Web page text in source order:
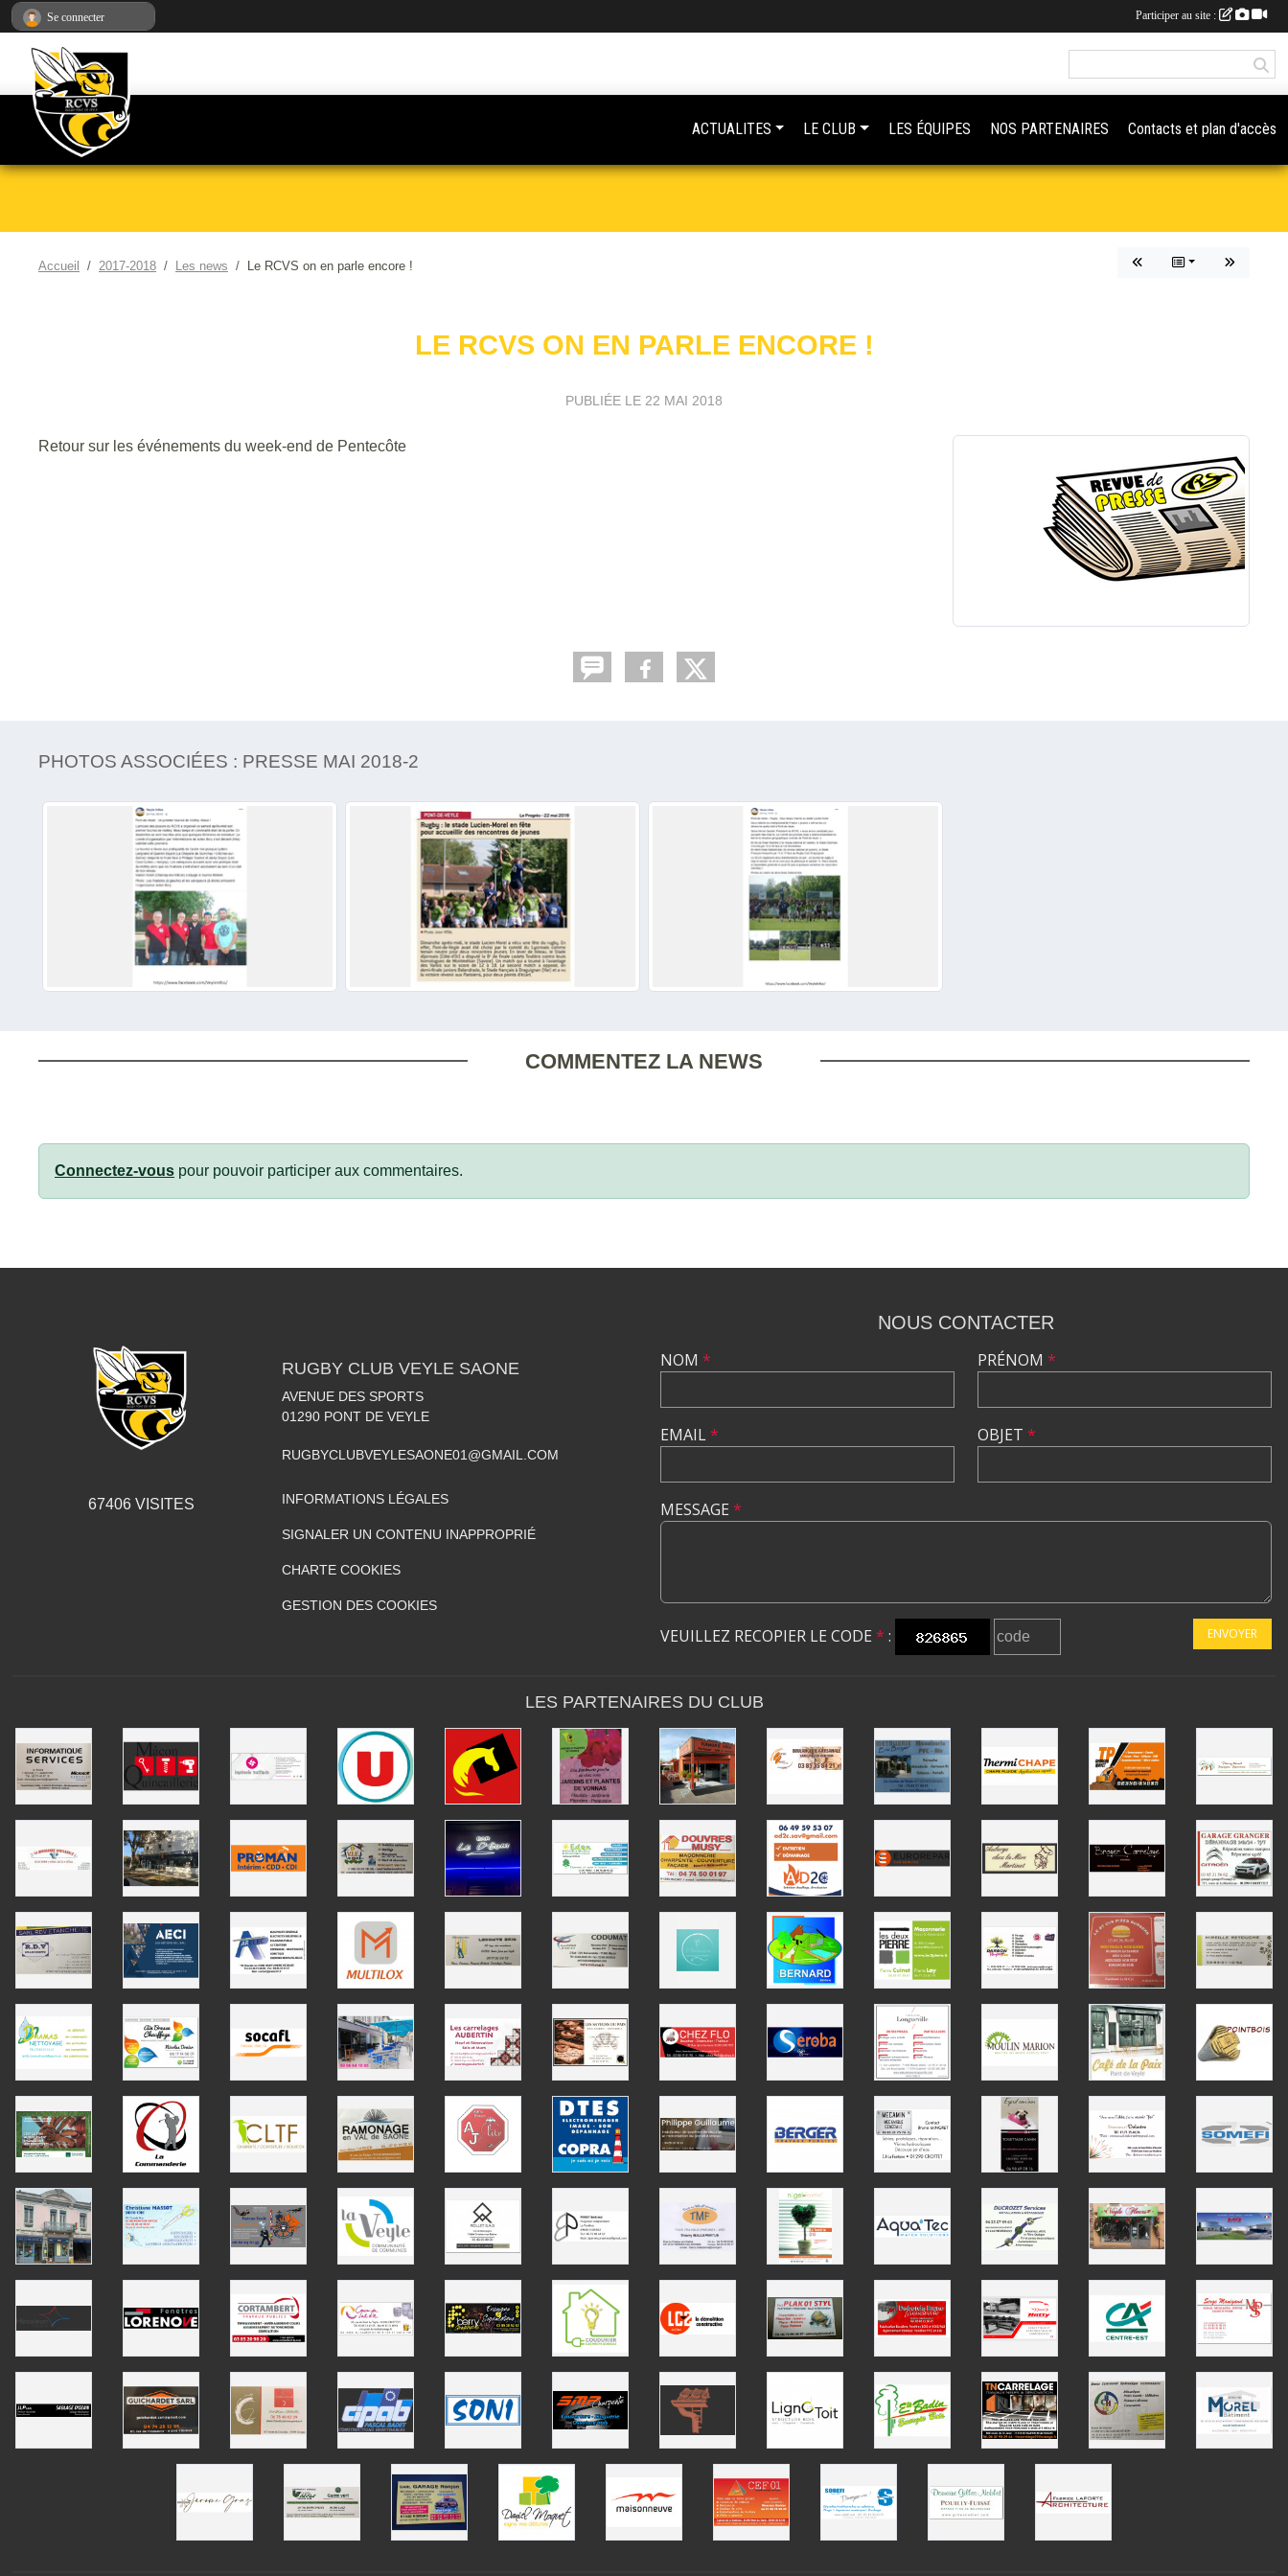
Accueil 2017-2018 Les news Le RCVS on en parle encore !
LE RCVS ON EN PARLE ENCORE !
PUBLIÉE LE 22 MAI 2018
Retour sur les événements du week-end de Pentecôte
PHOTOS ASSOCIÉES : PRESSE MAI 2018-2
COMMENTEZ LA NEWS
Connectez-vous pour pouvoir participer aux commentaires.
ACTUALITES LE CLUB LES ÉQUIPES NOS PARTENAIRES Contacts et plan d'accès
67406VISITES
RUGBY CLUB VEYLE SAONE
AVENUE DES SPORTS
01290 PONT DE VEYLE
RUGBYCLUBVEYLESAONE01@GMAIL.COM
INFORMATIONS LÉGALES
SIGNALER UN CONTENU INAPPROPRIÉ
CHARTE COOKIES
GESTION DES COOKIES
NOUS CONTACTER
NOM *
EMAIL*
PRÉNOM *
OBJET *
MESSAGE *
VEUILLEZ RECOPIER LE CODE * : ENVOYER
LES PARTENAIRES DU CLUB
Se connecter Participer au site :
Panneau de gestion des cookies